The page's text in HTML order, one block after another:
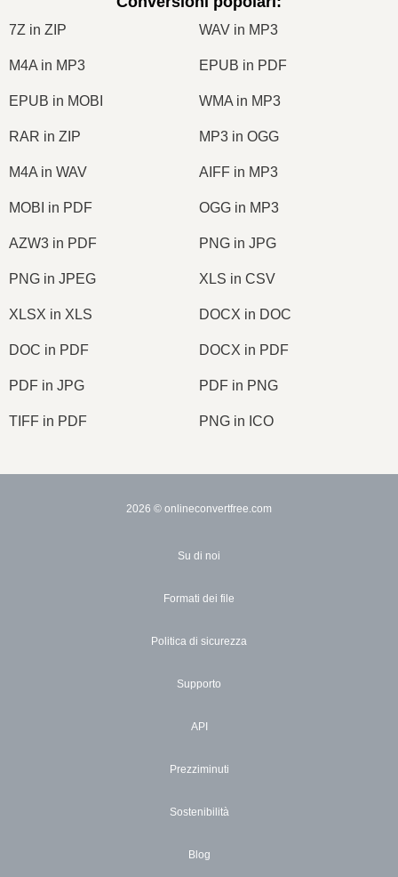
7Z in ZIP WAV in MP3
M4A in MP3 EPUB in PDF
EPUB in MOBI WMA in MP3
RAR in ZIP MP3 in OGG
M4A in WAV AIFF in MP3
MOBI in PDF OGG in MP3
AZW3 in PDF PNG in JPG
PNG in JPEG XLS in CSV
XLSX in XLS DOCX in DOC
DOC in PDF DOCX in PDF
PDF in JPG PDF in PNG
TIFF in PDF PNG in ICO
2026 © onlineconvertfree.com
Su di noi
Formati dei file
Politica di sicurezza
Supporto
API
Prezziminuti
Sostenibilità
Blog